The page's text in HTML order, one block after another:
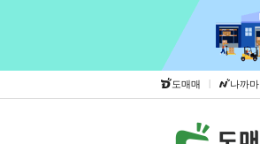
도매매 | 나까마